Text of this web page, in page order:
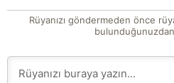
Rüyanızı göndermeden önce